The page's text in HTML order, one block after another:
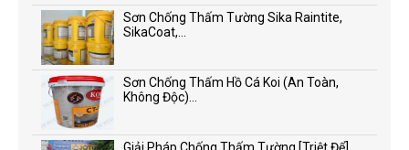
Sơn Chống Thấm Tường Sika Raintite,
SikaCoat,...
Sơn Chống Thấm Hồ Cá Koi (An Toàn,
Không Độc)...